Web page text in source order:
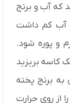
که آب و برنج
آب کم داشت
و پوره شود.
کاسه بریزید
برنج پخته
از روی حرارت